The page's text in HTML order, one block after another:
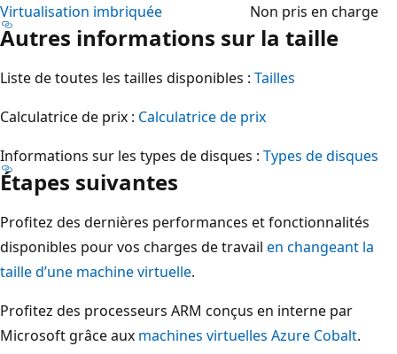
Virtualisation imbriquée
Non pris en charge
Autres informations sur la taille
Liste de toutes les tailles disponibles : Tailles
Calculatrice de prix : Calculatrice de prix
Informations sur les types de disques : Types de disques
Étapes suivantes
Profitez des dernières performances et fonctionnalités
disponibles pour vos charges de travail en changeant la
taille d’une machine virtuelle.
Profitez des processeurs ARM conçus en interne par
Microsoft grâce aux machines virtuelles Azure Cobalt.